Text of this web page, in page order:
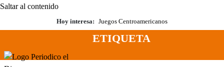
Saltar al contenido
Hoy interesa: Juegos Centroamericanos
Menú
ETIQUETA